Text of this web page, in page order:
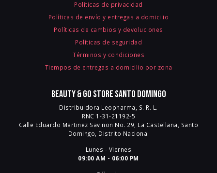
Políticas de privacidad
Políticas de envío y entregas a domicilio
Políticas de cambios y devoluciones
Políticas de seguridad
Términos y condiciones
Tiempos de entregas a domicilio por zona
Beauty & Go Store Santo Domingo
Distribuidora Leopharma, S. R. L.
RNC 1-31-21192-5
Calle Eduardo Martinez Saviñon No. 29, La Castellana, Santo
Domingo, Distrito Nacional
Lunes - Viernes
09:00 AM - 06:00 PM